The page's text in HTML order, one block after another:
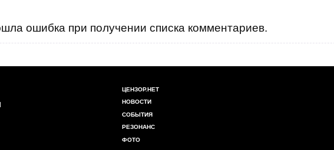
ошибка при получении списка комментариев.
ЦЕНЗОР.НЕТ
НОВОСТИ
СОБЫТИЯ
РЕЗОНАНС
ФОТО